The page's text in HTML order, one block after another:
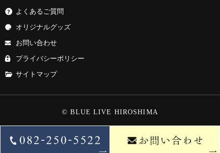
よくあるご質問
オリジナルグッズ
お問い合わせ
プライバシーポリシー
サイトマップ
© BLUE LIVE HIROSHIMA